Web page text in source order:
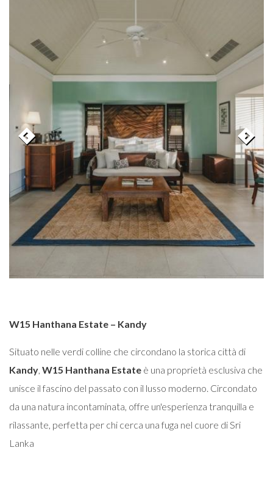
W15 Hanthana Estate – Kandy
Situato nelle verdi colline che circondano la storica città di
Kandy, W15 Hanthana Estate è una proprietà esclusiva che
unisce il fascino del passato con il lusso moderno. Circondato
da una natura incontaminata, offre un'esperienza tranquilla e
rilassante, perfetta per chi cerca una fuga nel cuore di Sri
Lanka